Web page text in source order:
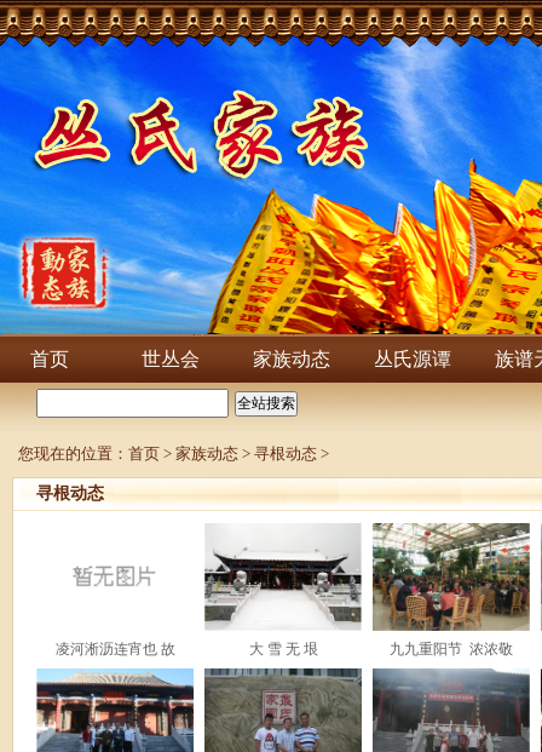
首页 世丛会 家族动态 丛氏源谭 族谱
您现在的位置： 首页 > 家族动态 > 寻根动态 >
寻根动态
凌河淅沥连宵也 故 大 雪 无 垠 九九重阳节 浓浓敬